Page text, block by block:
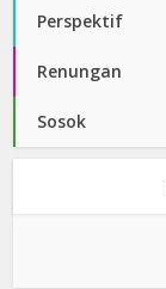
Perspektif
Renungan
Sosok